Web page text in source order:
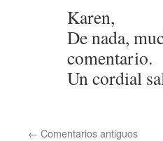
Karen,
De nada,
comentario.
Un cordial
← Comentarios antiguos